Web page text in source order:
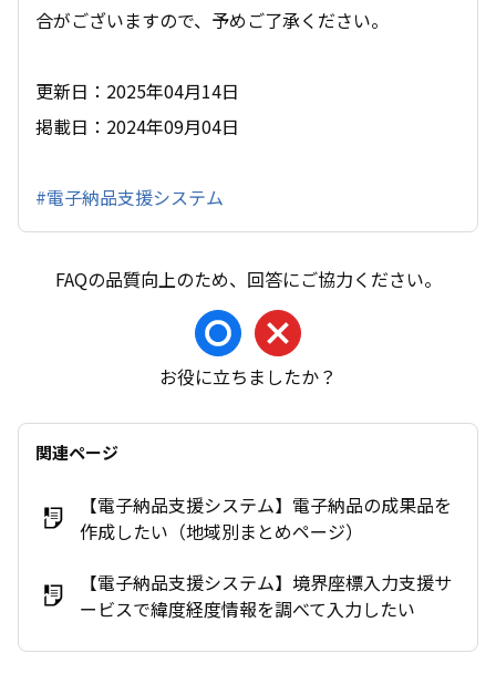
合がございますので、予めご了承ください。
更新日：2025年04月14日
掲載日：2024年09月04日
#電子納品支援システム
お役に立ちましたか？
関連ページ
【電子納品支援システム】電子納品の成果品を
作成したい（地域別まとめページ）
【電子納品支援システム】境界座標入力支援サ
ービスで緯度経度情報を調べて入力したい